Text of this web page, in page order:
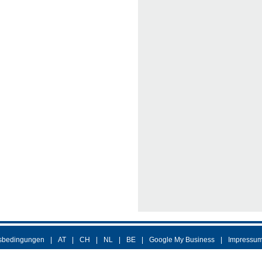
AT CH NL BE Google My Business